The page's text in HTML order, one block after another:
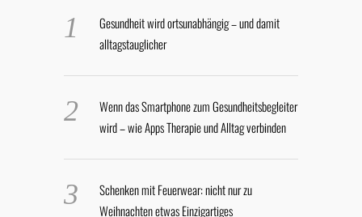
Gesundheit wird ortsunabhängig – und damit
alltagstauglicher
Wenn das Smartphone zum Gesundheitsbegleiter
wird – wie Apps Therapie und Alltag verbinden
Schenken mit Feuerwear: nicht nur zu
Weihnachten etwas Einzigartiges